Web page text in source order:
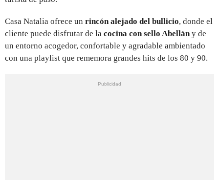
Casa Natalia ofrece un rincón alejado del bullicio, donde el
cliente puede disfrutar de la cocina con sello Abellány de
un entorno acogedor, confortable y agradable ambientado
con una playlist que rememora grandes hits de los 80 y 90.